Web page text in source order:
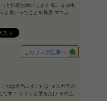
と応援お願いします 私、まゆ毛
と良いってことを発見 マユカ
れは本当にすごいよ マスカラの
です！ ササッと塗るだけ その上
このブログ記事へ